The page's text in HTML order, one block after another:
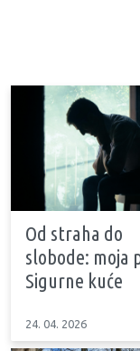
Od straha do
slobode: moja
Sigurne kuće
24. 04. 2026